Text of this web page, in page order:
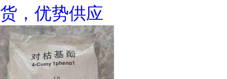
货，优势供应